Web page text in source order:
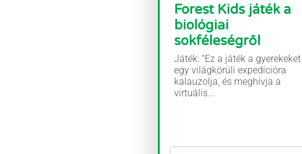
Forest Kids játék a
biológiai
sokféleségről
Játék: "Ez a játék a gyerekeket
egy világkörüli expedícióra
kalauzolja, és meghívja a
virtuális...